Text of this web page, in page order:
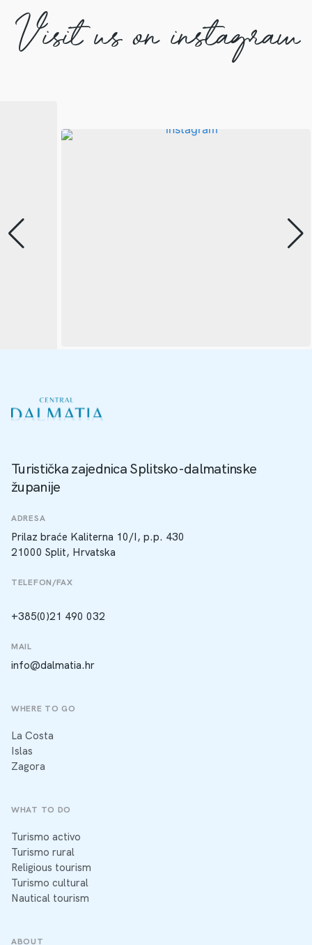
Visit us on instagram
Turistička zajednica Splitsko-dalmatinske
županije
ADRESA
Prilaz braće Kaliterna 10/I, p.p. 430
21000 Split, Hrvatska
TELEFON/FAX
+385(0)21 490 032
MAIL
info@dalmatia.hr
WHERE TO GO
La Costa
Islas
Zagora
WHAT TO DO
Turismo activo
Turismo rural
Religious tourism
Turismo cultural
Nautical tourism
ABOUT